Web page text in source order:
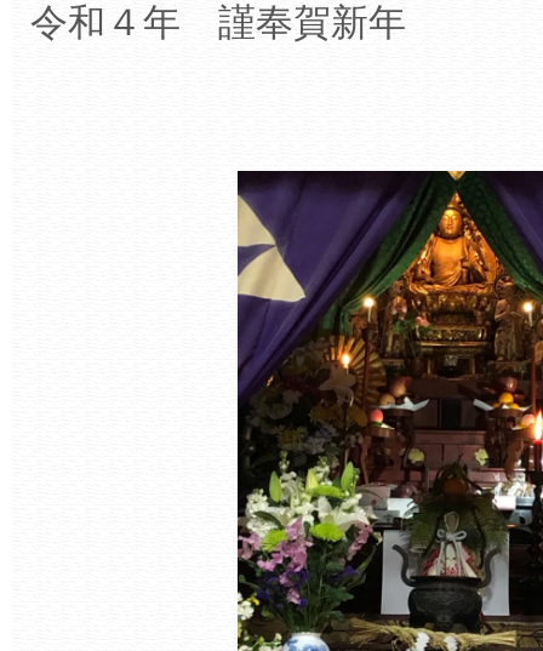
令和４年 謹奉賀新年